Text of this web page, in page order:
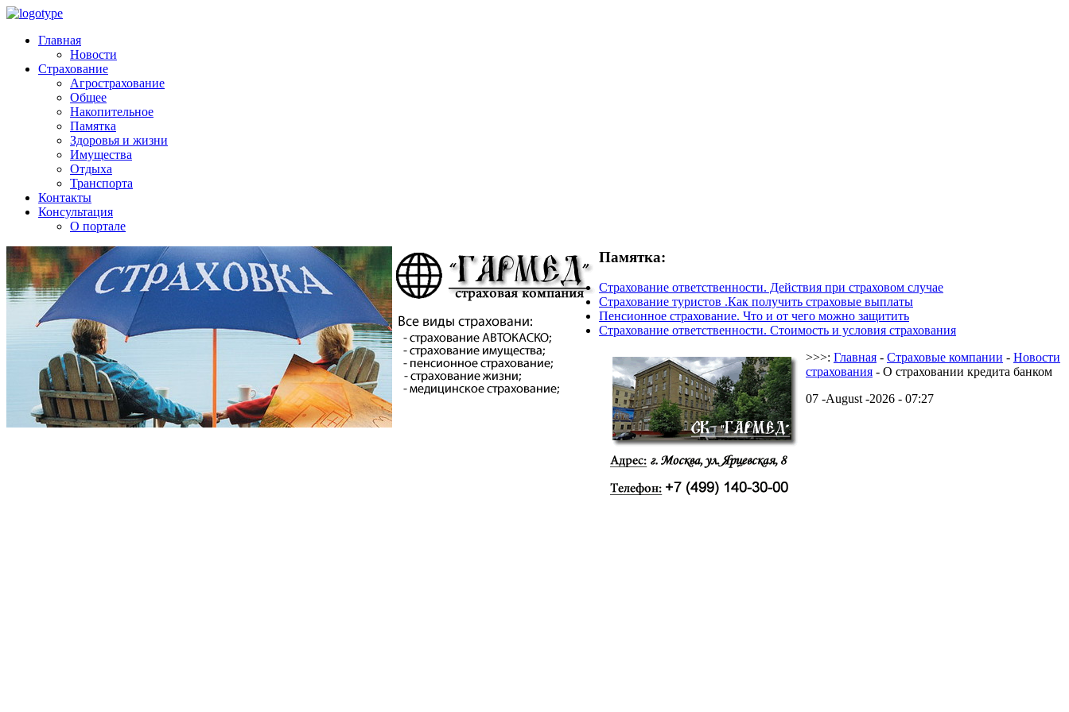
Главная
Новости
Страхование
Агрострахование
Общее
Накопительное
Памятка
Здоровья и жизни
Имущества
Отдыха
Транспорта
Контакты
Консультация
О портале
Памятка:
Страхование ответственности. Действия при страховом случае
Страхование туристов .Как получить страховые выплаты
Пенсионное страхование. Что и от чего можно защитить
Страхование ответственности. Стоимость и условия страхования
>>>: Главная - Страховые компании - Новости
страхования - О страховании кредита банком
07 -August -2026 - 07:27